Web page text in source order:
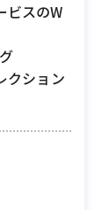
ビスのW
クション